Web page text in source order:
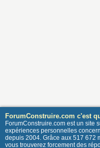
ForumConstruire.com c'est
ForumConstruire.com est un site
expériences personnelles
depuis 2004. Grâce aux 517 672
vous trouverez forcement des